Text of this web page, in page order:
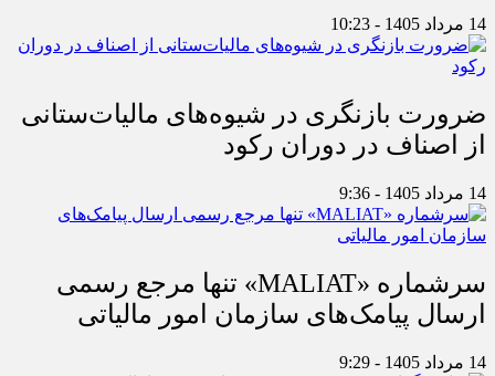
14 مرداد 1405 - 10:23
ضرورت بازنگری در شیوه‌های مالیات‌ستانی
از اصناف در دوران رکود
14 مرداد 1405 - 9:36
سرشماره «MALIAT» تنها مرجع رسمی
ارسال پیامک‌های سازمان امور مالیاتی
14 مرداد 1405 - 9:29